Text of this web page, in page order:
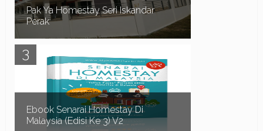
Pak Ya Homestay Seri Iskandar
Perak
Pak Ya Homestay di Seri Iskandar Perak
merupakan sebuah Homestay 2 tingkat lot tepi,
mempunyai 4 bilik dan 3 bilik air. Homestay yang
Ebook Senarai Homestay Di
Malaysia (Edisi Ke 3) V2